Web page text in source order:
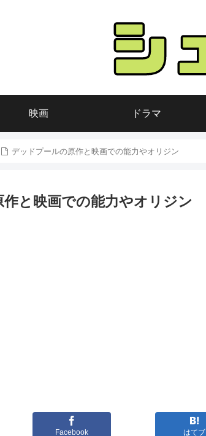
映画 ドラマ
デッドプールの原作と映画での能力やオリジン
と映画での能力やオリジン
Facebook はてブ